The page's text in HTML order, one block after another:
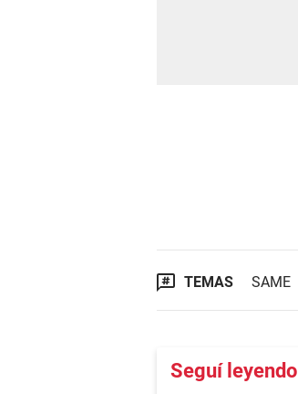
TEMAS SAME
Seguí leyendo